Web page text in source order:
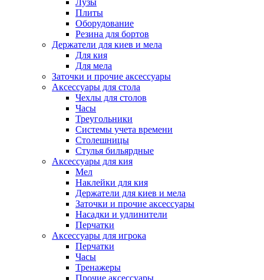
Лузы
Плиты
Оборудование
Резина для бортов
Держатели для киев и мела
Для кия
Для мела
Заточки и прочие аксессуары
Аксессуары для стола
Чехлы для столов
Часы
Треугольники
Системы учета времени
Столешницы
Стулья бильярдные
Аксессуары для кия
Мел
Наклейки для кия
Держатели для киев и мела
Заточки и прочие аксессуары
Насадки и удлинители
Перчатки
Аксессуары для игрока
Перчатки
Часы
Тренажеры